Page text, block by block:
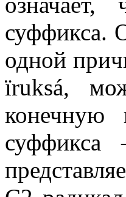
суффикса.
одной
ïruksá,
конечную
суффикса